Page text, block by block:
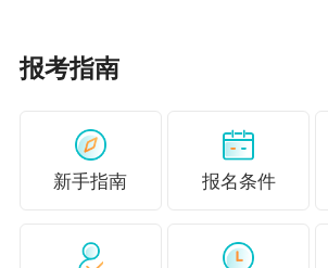
会保险政策，内容一般涉及一些基
力资源规划、招聘与配置、培训
理、薪酬福利管理、劳动关系管理
较浅，相对于工商管理而言，人
报考指南
新手指南 报名条件